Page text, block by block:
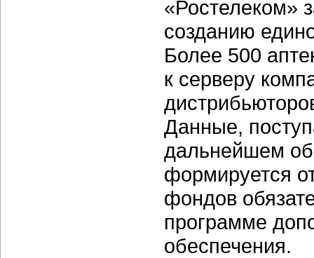
«Ростелеком»
созданию
Более 500
к серверу
Данные,
дальнейшем
формируется
фондов
программе
обеспечения.